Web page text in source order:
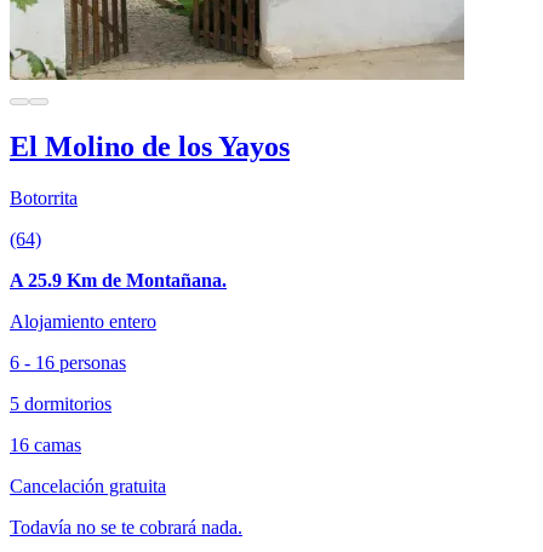
El Molino de los Yayos
Botorrita
(64)
A 25.9 Km de Montañana.
Alojamiento entero
6 - 16 personas
5 dormitorios
16 camas
Cancelación gratuita
Todavía no se te cobrará nada.